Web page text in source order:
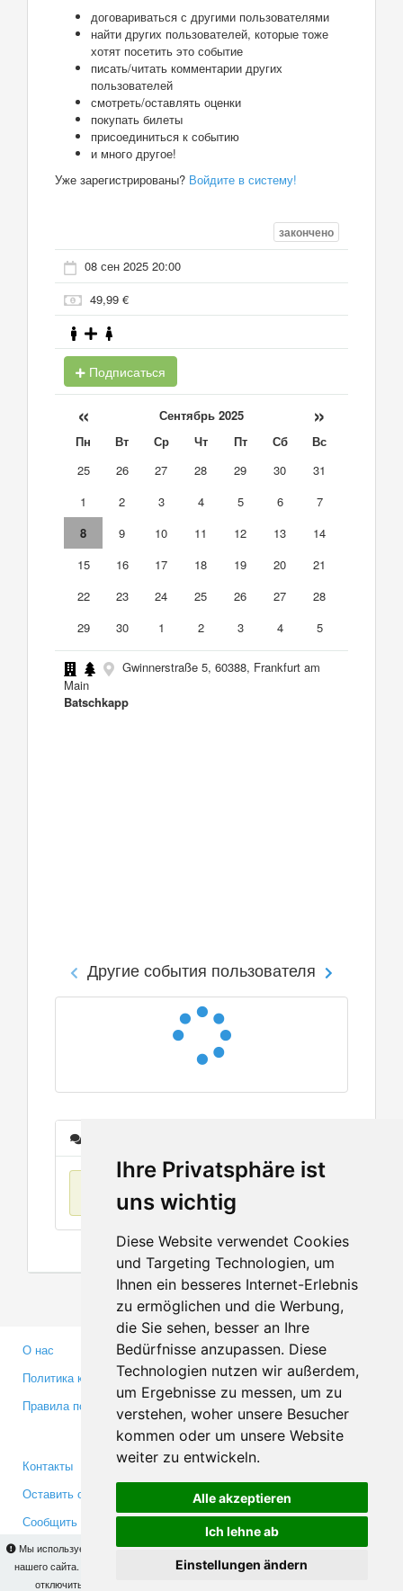
Ihre Privatsphäre ist
uns wichtig
Diese Website verwendet Cookies
und Targeting Technologien, um
Ihnen ein besseres Internet-Erlebnis
zu ermöglichen und die Werbung,
die Sie sehen, besser an Ihre
Bedürfnisse anzupassen. Diese
Technologien nutzen wir außerdem,
um Ergebnisse zu messen, um zu
verstehen, woher unsere Besucher
kommen oder um unsere Website
weiter zu entwickeln.
Alle akzeptieren
Ich lehne ab
Einstellungen ändern
Мы используем cookies для того, чтобы Вы могли использовать весь функционал
нашего сайта. На
Вы сможете узнать подробности и, при желании,
отключить использование cookies. Продолжая пользоваться сайтом, Вы
договариваться с другими пользователями
найти других пользователей, которые тоже
хотят посетить это событие
писать/читать комментарии других
пользователей
смотреть/оставлять оценки
покупать билеты
присоединиться к событию
и много другое!
Уже зарегистрированы? Войдите в систему!
закончено
08 сен 2025 20:00
49,99 €
Подписаться
« Сентябрь 2025 »
Пн Вт Ср Чт Пт Сб
Вс
25
26 27 28 29 30
31
1
2 3 4 5 6
7
8
9 10 11 12 13
14
15
16 17 18 19 20
21
22
23 24 25 26 27
28
29
30 1 2 3 4 5
Gwinnerstraße 5, 60388, Frankfurt am
Main
Batschkapp
Другие события пользователя
О нас
Политика конфиденциальности
Правила пользования
Партнерам
Инвесторам
Медиа
Контакты
Оставить отзыв
Сообщить об ошибке
Facebook
Twitter
YouTube
Google+